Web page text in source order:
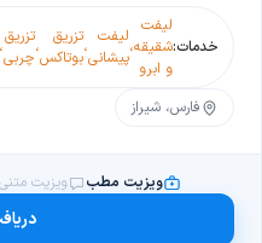
خدمات:
لیفت
شقیقه
و ابرو
،لیفت
پیشانی،تزریق
بوتاکس،تزریق
چربی،
فارس، شیراز
ویزیت مطب ویزیت متنی